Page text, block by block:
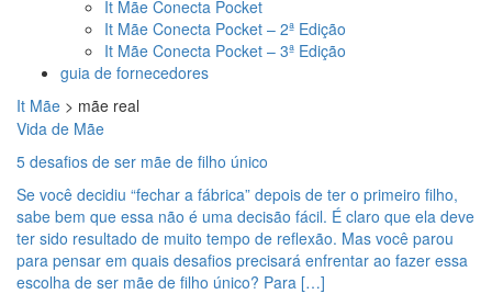
It Mãe Conecta Pocket
It Mãe Conecta Pocket – 2ª Edição
It Mãe Conecta Pocket – 3ª Edição
guia de fornecedores
It Mãe > mãe real
Vida de Mãe
5 desafios de ser mãe de filho único
Se você decidiu “fechar a fábrica” depois de ter o primeiro filho,
sabe bem que essa não é uma decisão fácil. É claro que ela deve
ter sido resultado de muito tempo de reflexão. Mas você parou
para pensar em quais desafios precisará enfrentar ao fazer essa
escolha de ser mãe de filho único? Para […]